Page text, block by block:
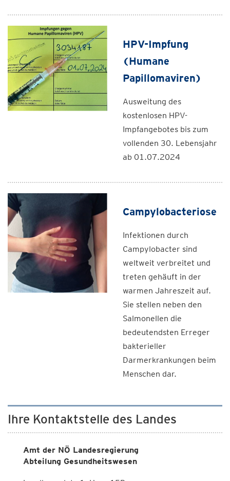
HPV-Impfung
(Humane
Papillomaviren)
Ausweitung des
kostenlosen HPV-
Impfangebotes bis zum
vollenden 30. Lebensjahr
ab 01.07.2024
Campylobacteriose
Infektionen durch
Campylobacter sind
weltweit verbreitet und
treten gehäuft in der
warmen Jahreszeit auf.
Sie stellen neben den
Salmonellen die
bedeutendsten Erreger
bakterieller
Darmerkrankungen beim
Menschen dar.
Ihre Kontaktstelle des Landes
Amt der NÖ Landesregierung
Abteilung Gesundheitswesen